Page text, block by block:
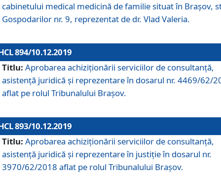
cabinetului medical medicină de familie situat în Braşov,
Gospodarilor nr. 9, reprezentat de dr. Vlad Valeria.
894/10.12.2019
Titlu: Aprobarea achiziţionării serviciilor de consultanţă,
asistenţă juridică şi reprezentare în dosarul nr. 4469/62/
aflat pe rolul Tribunalului Braşov.
893/10.12.2019
Titlu: Aprobarea achiziţionării serviciilor de consultanţă,
asistenţă juridică şi reprezentare în justiţie în dosarul nr.
3970/62/2018 aflat pe rolul Tribunalului Braşov.